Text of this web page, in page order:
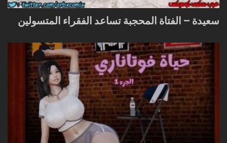
سعيدة – الفتاة المحجبة تساعد الفقراء المتسولين